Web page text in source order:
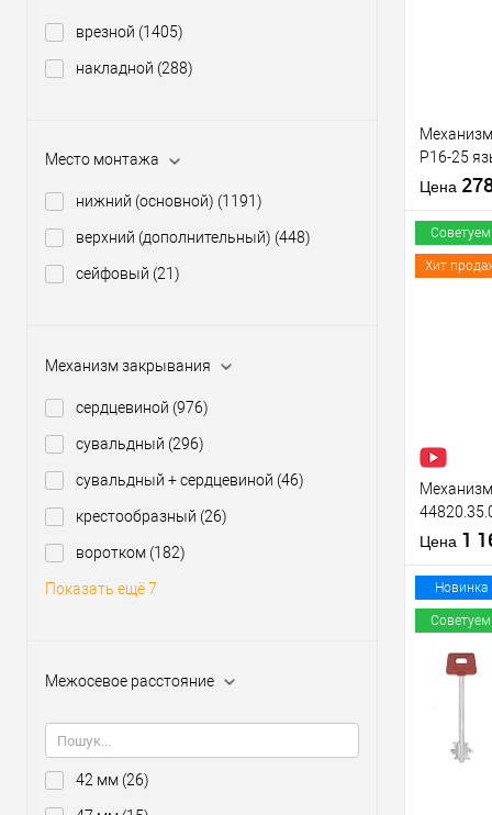
врезной (1405)
накладной (288)
Место монтажа
нижний (основной) (1191)
верхний (дополнительный) (448)
сейфовый (21)
Механизм закрывания
сердцевиной (976)
сувальдный (296)
сувальдный + сердцевиной (46)
крестообразный (26)
воротком (182)
Показать ещё 7
Межосевое расстояние
42 мм (26)
В
Тип товара
Тип ключа
Страна
P16-25
матовый
Цена
В
Тип товара
Материал
Страна
Межосевое
расстояние
Советуем
Хит
Механизм
Цена 1
В
Новинка
Советуем